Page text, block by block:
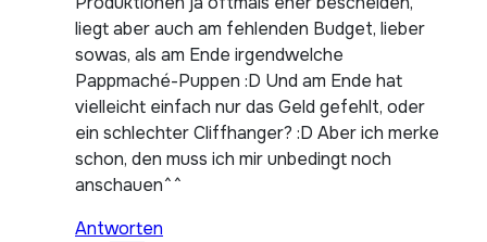
liegt aber auch am fehlenden Budget, lieber
sowas, als am Ende irgendwelche
Pappmaché-Puppen :D Und am Ende hat
vielleicht einfach nur das Geld gefehlt, oder
ein schlechter Cliffhanger? :D Aber ich merke
schon, den muss ich mir unbedingt noch
anschauen^^
Antworten